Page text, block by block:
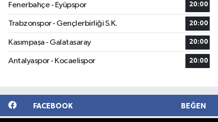
Fenerbahçe - Eyüpspor 20:00
Trabzonspor - Gençlerbirliği S.K. 20:00
Kasımpaşa - Galatasaray 20:00
Antalyaspor - Kocaelispor 20:00
FACEBOOK BEĞEN